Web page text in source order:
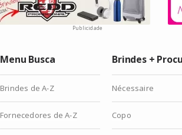
Publicidade
Menu Busca
Brindes de A-Z
Fornecedores de A-Z
Brindes +
Nécessaire
Copo